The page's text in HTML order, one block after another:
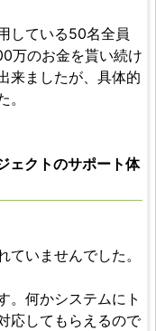
している50名全員
万のお金を貰い続け
来ましたが、具体的
ェクトのサポート体
いませんでした。
。何かシステムにト
応してもらえるので